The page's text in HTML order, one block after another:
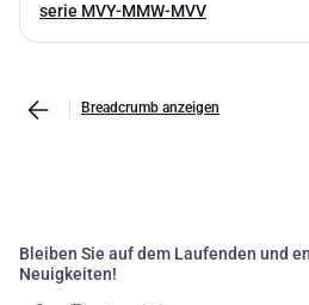
serie MVY-MMW-MVV
Breadcrumb anzeigen
Bleiben Sie auf dem Laufenden und
Neuigkeiten!